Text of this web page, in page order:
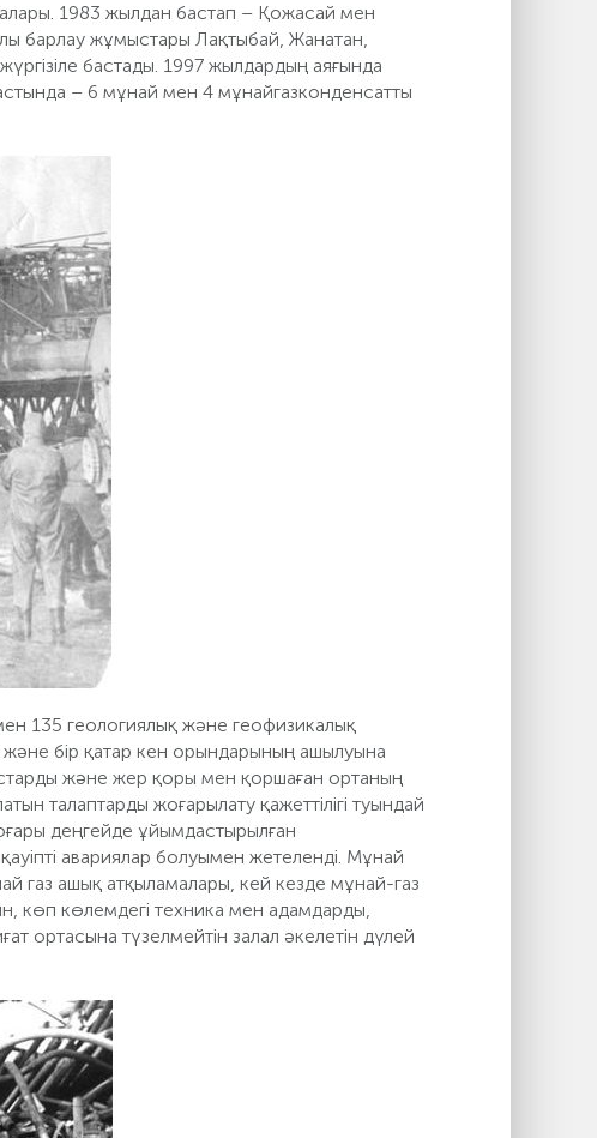
1983 жылдан бастап – Қожасай мен
барлау жұмыстары Лақтыбай, Жанатан,
бастады. 1997 жылдардың аяғында
– 6 мұнай мен 4 мұнайгазконденсатты
135 геологиялық және геофизикалық
бір қатар кен орындарының ашылуына
және жер қоры мен қоршаған ортаның
талаптарды жоғарылату қажеттілігі туындай
деңгейде ұйымдастырылған
авариялар болуымен жетеленді. Мұнай
газ ашық атқыламалары, кей кезде мұнай-газ
көп көлемдегі техника мен адамдарды,
ортасына түзелмейтін залал әкелетін дүлей